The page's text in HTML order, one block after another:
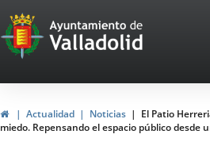
Portal
Web
del
Ayuntamiento
de
HomeActualidad Noticias
El Patio
miedo. Repensando el espacio público desde